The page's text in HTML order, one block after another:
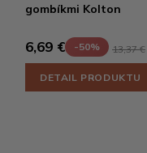
gombíkmi Kolton
6,69 € -50% 13,37 €
DETAIL PRODUKTU